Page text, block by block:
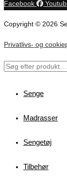
Facebook
Copyright © 2026
Privatlivs- og
Search
Senge
Madrasser
Sengetøj
Tilbehør